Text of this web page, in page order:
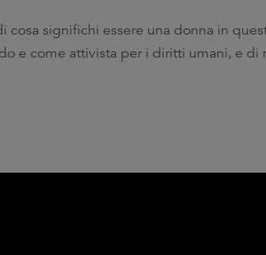
cosa significhi essere una donna in
e come attivista per i diritti umani, e di